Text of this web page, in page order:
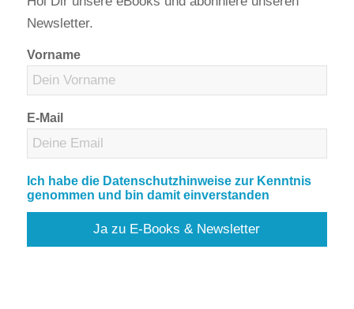
Newsletter.
Vorname
E-Mail
Ich habe die Datenschutzhinweise zur Kenntnis
genommen und bin damit einverstanden